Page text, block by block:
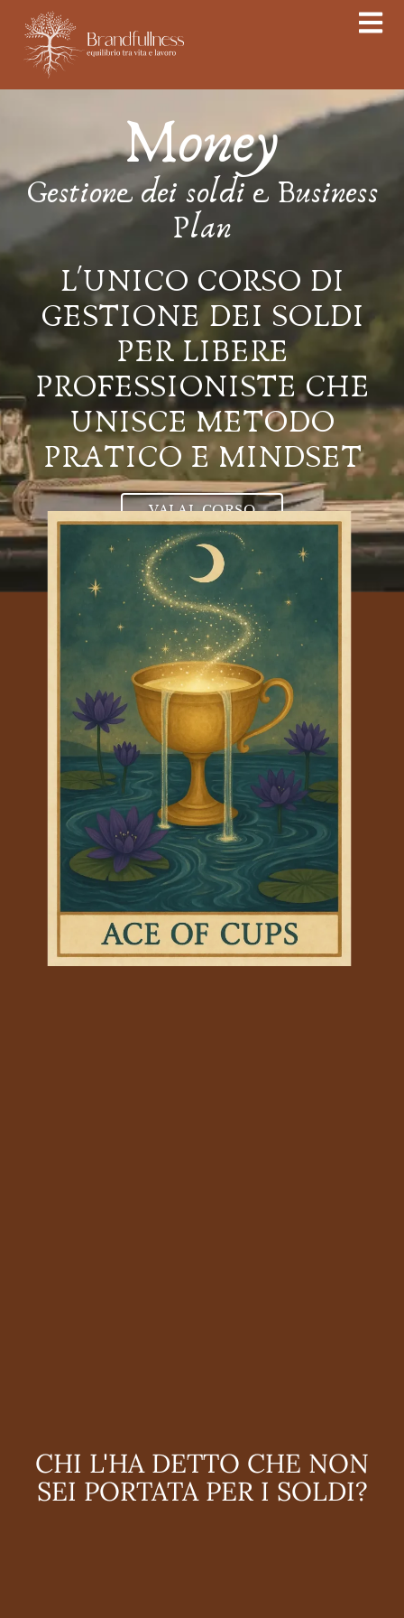
Money
Gestione dei soldi e Business
Plan
L'UNICO CORSO DI
GESTIONE DEI SOLDI
PER LIBERE
PROFESSIONISTE CHE
UNISCE METODO
PRATICO E MINDSET
VAI AL CORSO
CHI L'HA DETTO CHE NON
SEI PORTATA PER I SOLDI?